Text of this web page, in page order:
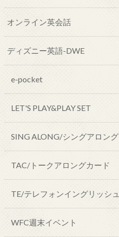
オンライン英会話
ディズニー英語-DWE
e-pocket
LET'S PLAY&PLAY SET
SING ALONG/シングアロング
TAC/トークアロングカード
TE/テレフォンイングリッシュ
WFC週末イベント